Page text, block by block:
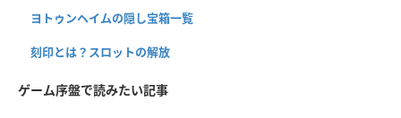
ヨトゥンヘイムの隠し宝箱一覧
刻印とは？スロットの解放
ゲーム序盤で読みたい記事